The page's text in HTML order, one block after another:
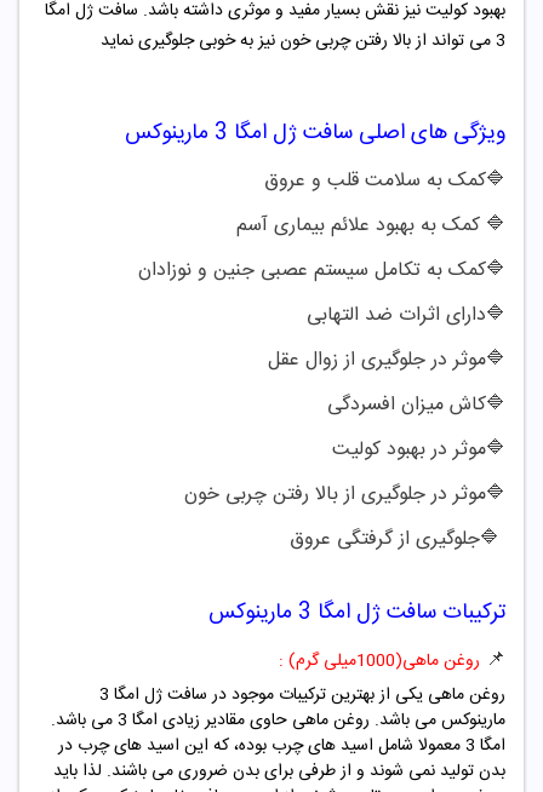
بهبود کولیت نیز نقش بسیار مفید و موثری داشته باشد. سافت ژل امگا
3 می تواند از بالا رفتن چربی خون نیز به خوبی جلوگیری نماید
ویژگی های اصلی سافت ژل امگا 3 مارینوکس
🔷کمک به سلامت قلب و عروق
🔷 کمک به بهبود علائم بیماری آسم
🔷کمک به تکامل سیستم عصبی جنین و نوزادان
🔷دارای اثرات ضد التهابی
🔷موثر در جلوگیری از زوال عقل
🔷کاش میزان افسردگی
🔷موثر در بهبود کولیت
🔷موثر در جلوگیری از بالا رفتن چربی خون
🔷جلوگیری از گرفتگی عروق
ترکیبات سافت ژل امگا 3 مارینوکس
📌 روغن ماهی(1000میلی گرم) :
روغن ماهی یکی از بهترین ترکیبات موجود در سافت ژل امگا 3
مارینوکس می باشد. روغن ماهی حاوی مقادیر زیادی امگا 3 می باشد.
امگا 3 معمولا شامل اسید های چرب بوده، که این اسید های چرب در
بدن تولید نمی شوند و از طرفی برای بدن ضروری می باشند. لذا باید